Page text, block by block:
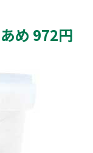
あめ 972円